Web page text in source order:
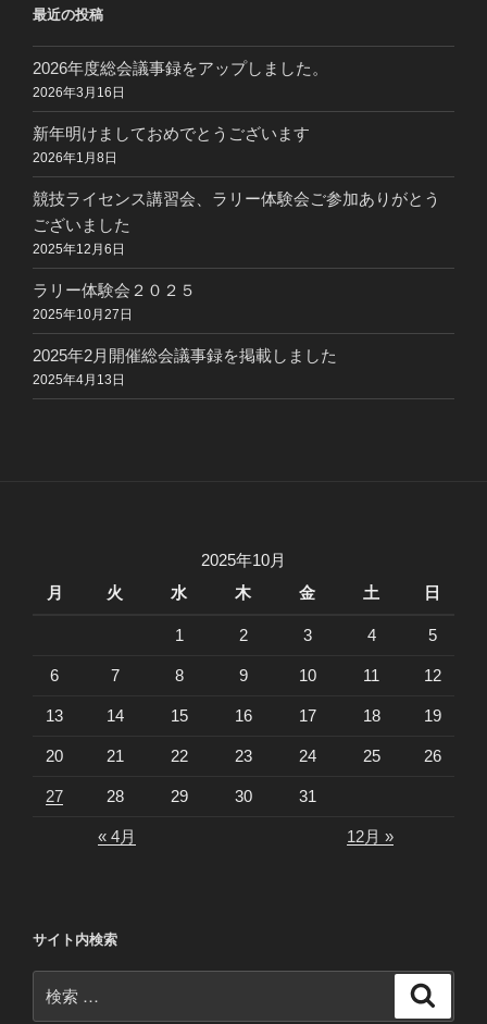
最近の投稿
2026年度総会議事録をアップしました。
2026年3月16日
新年明けましておめでとうございます
2026年1月8日
競技ライセンス講習会、ラリー体験会ご参加ありがとう
ございました
2025年12月6日
ラリー体験会２０２５
2025年10月27日
2025年2月開催総会議事録を掲載しました
2025年4月13日
2025年10月
月
火 水 木 金 土 日
1 2 3 4 5
6 7 8 9 10 11 12
13 14 15 16 17 18 19
20 21 22 23 24 25 26
27 28 29 30 31
« 4月 12月 »
サイト内検索
索: